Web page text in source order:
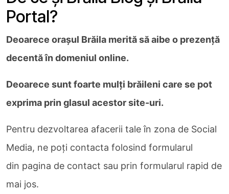
Portal?
Deoarece oraşul Brăila merită să aibe o prezenţă
decentă în domeniul online.
Deoarece sunt foarte mulţi brăileni care se pot
exprima prin glasul acestor site-uri.
Pentru dezvoltarea afacerii tale în zona de Social
Media, ne poți contacta folosind formularul
din pagina de contact sau prin formularul rapid de
mai jos.